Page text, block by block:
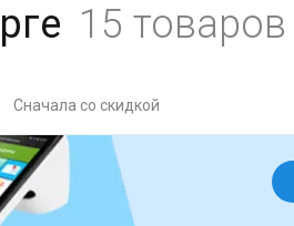
15 товаров
Сначала со скидкой